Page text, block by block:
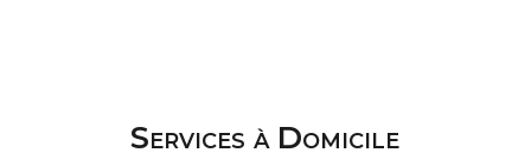
Services à Domicile